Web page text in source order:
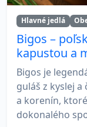
Hlavné jedlá
Bigos –
kapustou a
Bigos je
guláš z kyslej
a korenín,
dokonalého